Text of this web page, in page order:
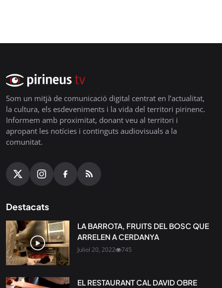
Som un mitjà de comunicació digital centrat en l’actualitat,
la cultura, els esdeveniments i la vida del territori pirinenc.
Informem amb proximitat, donant veu al territori i
apropant les notícies i continguts audiovisuals a la
comunitat.
Destacats
LA BARROTA, FRUITS DEL BOSC QUE
ARRELEN A CERDANYA
Juliol 20, 2022 745
EL RESTAURANT CAL DAVID OBRE